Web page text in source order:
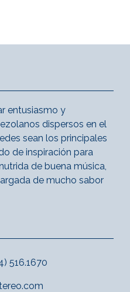
entusiasmo y
dispersos en el
sean los principales
de inspiración para
de buena música,
de mucho sabor
516.1670